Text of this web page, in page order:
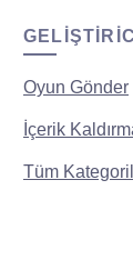
Oyun Gönder
İçerik
Tüm